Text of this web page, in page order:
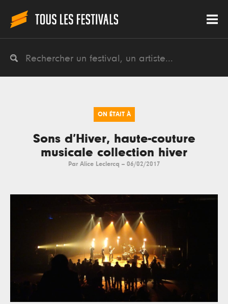
ON ÉTAIT À
Sons d’Hiver, haute-couture
musicale collection hiver
Par Alice Leclercq -- 06/02/2017